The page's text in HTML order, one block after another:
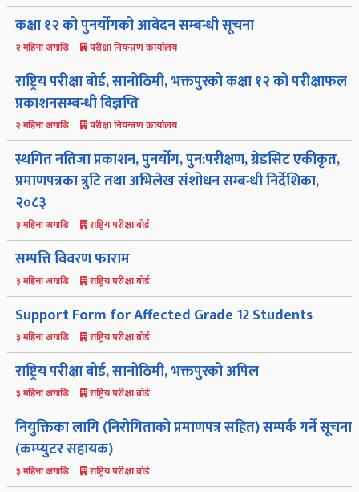
कक्षा १२ को पुनर्योगको आवेदन सम्बन्धी सूचना
२ महिना अगाडि परीक्षा नियन्त्रण कार्यालय
राष्ट्रिय परीक्षा बोर्ड, सानोठिमी, भक्तपुरको कक्षा १२ को परीक्षाफल
प्रकाशनसम्बन्धी विज्ञप्ति
२ महिना अगाडि परीक्षा नियन्त्रण कार्यालय
स्थगित नतिजा प्रकाशन, पुनर्योग, पुन:परीक्षण, ग्रेडसिट एकीकृत,
प्रमाणपत्रका त्रुटि तथा अभिलेख संशोधन सम्बन्धी निर्देशिका,
२०८३
३ महिना अगाडि राष्ट्रिय परीक्षा बोर्ड
सम्पत्ति विवरण फाराम
३ महिना अगाडि राष्ट्रिय परीक्षा बोर्ड
Support Form for Affected Grade 12 Students
३ महिना अगाडि राष्ट्रिय परीक्षा बोर्ड
राष्ट्रिय परीक्षा बोर्ड, सानोठिमी, भक्तपुरको अपिल
३ महिना अगाडि राष्ट्रिय परीक्षा बोर्ड
नियुक्तिका लागि (निरोगिताको प्रमाणपत्र सहित) सम्पर्क गर्ने सूचना
(कम्प्युटर सहायक)
३ महिना अगाडि राष्ट्रिय परीक्षा बोर्ड